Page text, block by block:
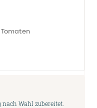
Wahl zubereitet.